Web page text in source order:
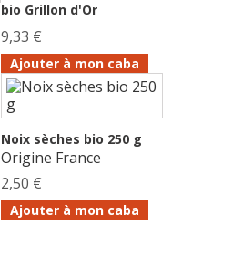
bio Grillon d'Or
9,33 €
Ajouter à mon caba
Noix sèches bio 250 g
Origine France
2,50 €
Ajouter à mon caba